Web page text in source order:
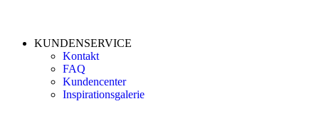
KUNDENSERVICE
Kontakt
FAQ
Kundencenter
Inspirationsgalerie